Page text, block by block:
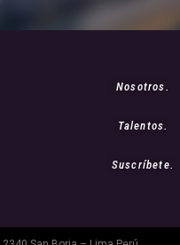
Nosotros.
Talentos.
Suscríbete.